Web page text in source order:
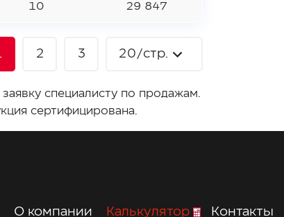
10 29 847
2 3 20/стр.
специалисту по продажам.
сертифицирована.
О компании Калькулятор Контакты